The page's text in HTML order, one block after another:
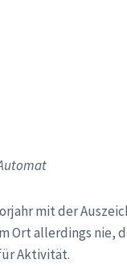
mit der
Ort allerdings nie,
Aktivität.